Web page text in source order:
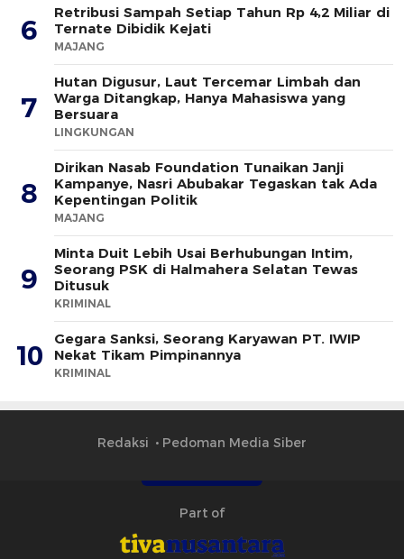
6
Retribusi Sampah Setiap Tahun Rp 4,2 Miliar di
Ternate Dibidik Kejati
MAJANG
7
Hutan Digusur, Laut Tercemar Limbah dan
Warga Ditangkap, Hanya Mahasiswa yang
Bersuara
LINGKUNGAN
8
Dirikan Nasab Foundation Tunaikan Janji
Kampanye, Nasri Abubakar Tegaskan tak Ada
Kepentingan Politik
MAJANG
9
Minta Duit Lebih Usai Berhubungan Intim,
Seorang PSK di Halmahera Selatan Tewas
Ditusuk
KRIMINAL
10
Gegara Sanksi, Seorang Karyawan PT. IWIP
Nekat Tikam Pimpinannya
KRIMINAL
Redaksi Pedoman Media Siber
Part of